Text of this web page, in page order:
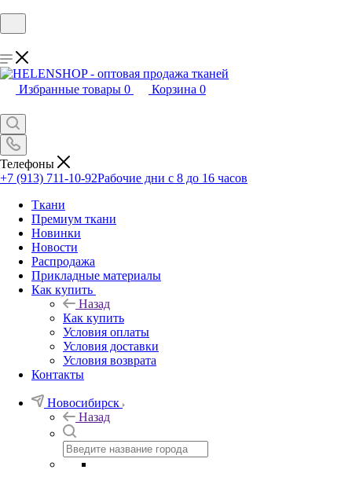
Избранные товары 0 Корзина 0
Телефоны
+7 (913) 711-10-92Рабочие дни с 8 до 16 часов
Ткани
Премиум ткани
Новинки
Новости
Распродажа
Прикладные материалы
Как купить
Назад
Как купить
Условия оплаты
Условия доставки
Условия возврата
Контакты
Новосибирск
Назад